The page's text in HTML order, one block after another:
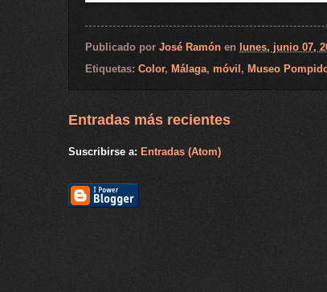
Publicado por José Ramón en lunes, junio 07,
Etiquetas: Color, Málaga, móvil , Museo
Entradas más recientes
Suscribirse a: Entradas (Atom)